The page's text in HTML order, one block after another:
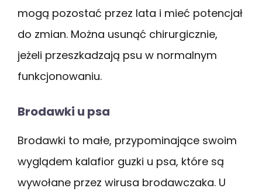
mogą pozostać przez lata i mieć potencjał
do zmian. Można usunąć chirurgicznie,
jeżeli przeszkadzają psu w normalnym
funkcjonowaniu.
Brodawki u psa
Brodawki to małe, przypominające swoim
wyglądem kalafior guzki u psa, które są
wywołane przez wirusa brodawczaka. U